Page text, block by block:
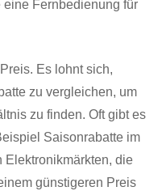
eine Fernbedienung für
Es lohnt sich,
zu vergleichen, um
zu finden. Oft gibt es
Saisonrabatte im
Elektronikmärkten, die
günstigeren Preis